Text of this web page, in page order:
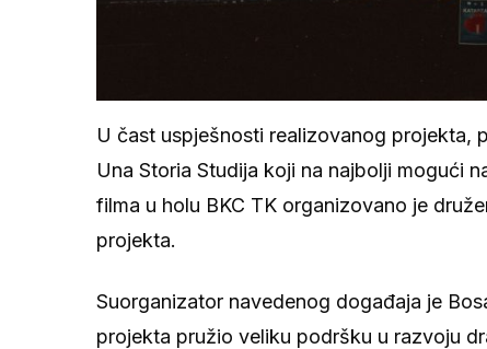
U čast uspješnosti realizovanog projekta,
Una Storia Studija koji na najbolji mogući
filma u holu BKC TK organizovano je
projekta.
Suorganizator navedenog događaja je
projekta pružio veliku podršku u razvoju